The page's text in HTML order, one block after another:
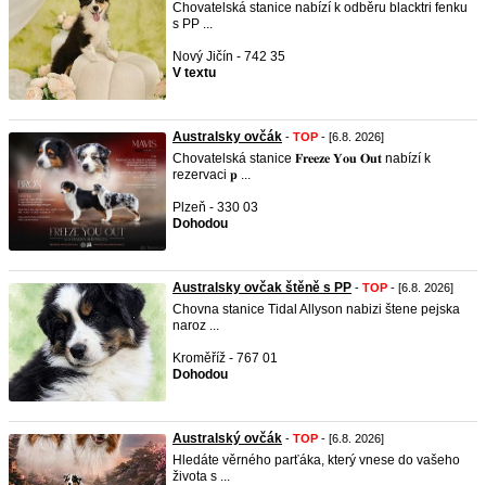
Chovatelská stanice nabízí k odběru blacktri fenku
s PP ...
Nový Jičín - 742 35
V textu
Australsky ovčák - TOP - [6.8. 2026]
Chovatelská stanice 𝐅𝐫𝐞𝐞𝐳𝐞 𝐘𝐨𝐮 𝐎𝐮𝐭 nabízí k
rezervaci 𝐩 ...
Plzeň - 330 03
Dohodou
Australsky ovčak štěně s PP - TOP - [6.8. 2026]
Chovna stanice Tidal Allyson nabizi štene pejska
naroz ...
Kroměříž - 767 01
Dohodou
Australský ovčák - TOP - [6.8. 2026]
Hledáte věrného parťáka, který vnese do vašeho
života s ...